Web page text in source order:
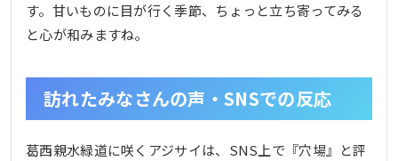
す。甘いものに目が行く季節、ちょっと立ち寄ってみる
と心が和みますね。
訪れたみなさんの声・SNSでの反応
葛西親水緑道に咲くアジサイは、SNS上で『穴場』と評